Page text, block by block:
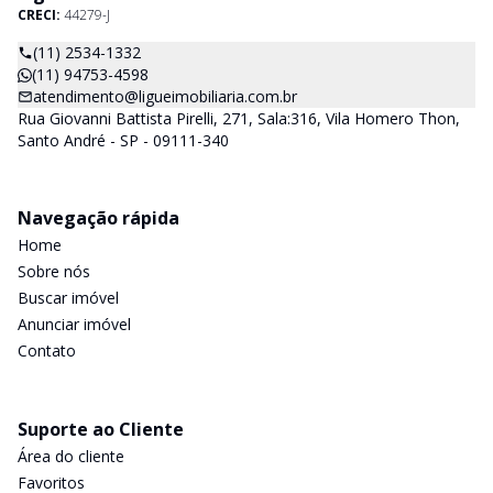
CRECI: 44279-J
(11) 2534-1332
(11) 94753-4598
atendimento@ligueimobiliaria.com.br
Rua Giovanni Battista Pirelli, 271, Sala:316, Vila Homero Thon,
Santo André - SP - 09111-340
Navegação rápida
Home
Sobre nós
Buscar imóvel
Anunciar imóvel
Contato
Suporte ao Cliente
Área do cliente
Favoritos